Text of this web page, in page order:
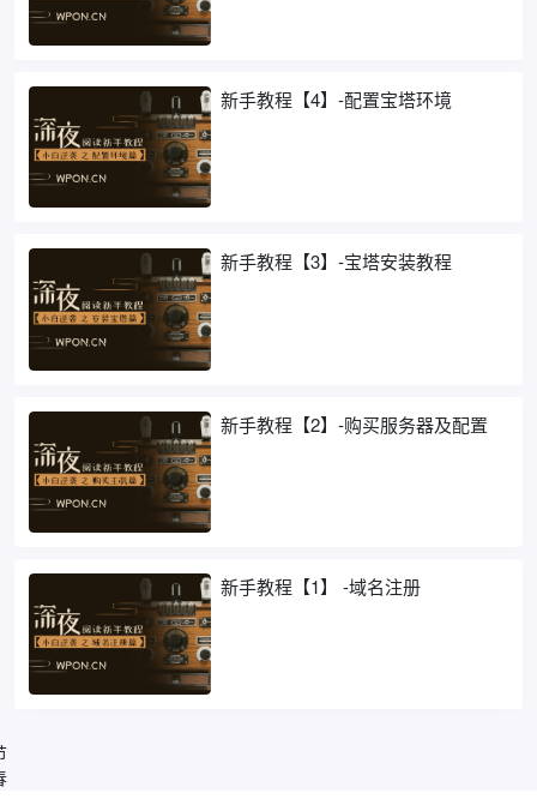
新手教程【4】-配置宝塔环境
新手教程【3】-宝塔安装教程
新手教程【2】-购买服务器及配置
新手教程【1】 -域名注册